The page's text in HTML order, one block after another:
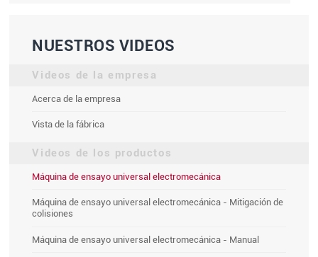
NUESTROS VIDEOS
Videos de la empresa
Acerca de la empresa
Vista de la fábrica
Videos de los productos
Máquina de ensayo universal electromecánica
Máquina de ensayo universal electromecánica - Mitigación de
colisiones
Máquina de ensayo universal electromecánica - Manual